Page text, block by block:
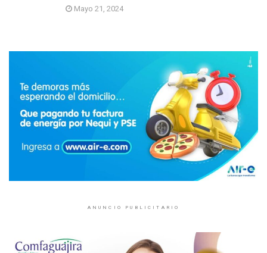
Mayo 21, 2024
ANUNCIO PUBLICITARIO